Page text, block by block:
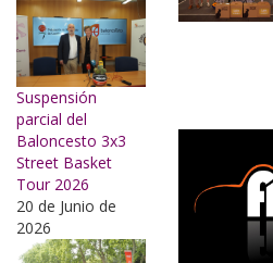
Suspensión
parcial del
Baloncesto 3x3
Street Basket
Tour 2026
20 de Junio de
2026